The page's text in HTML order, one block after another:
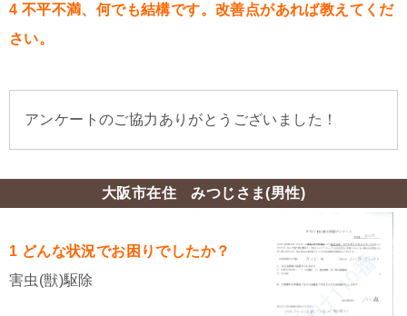
4 不平不満、何でも結構です。改善点があれば教えてくだ
さい。
アンケートのご協力ありがとうございました！
大阪市在住 みつじさま(男性)
1 どんな状況でお困りでしたか？
害虫(獣)駆除